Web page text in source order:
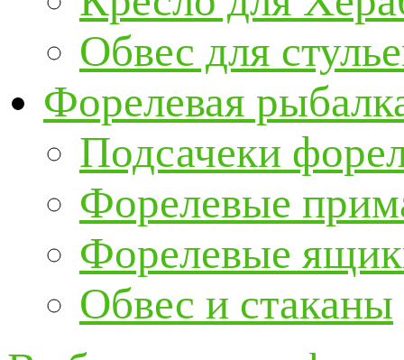
Обвес для
Форелевая
Подсачеки
Форелевые
Форелевые
Обвес и стаканы